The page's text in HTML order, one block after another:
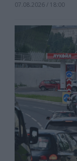
07.08.2026 / 18:00